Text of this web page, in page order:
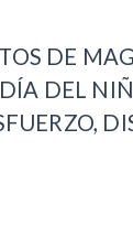
DE
DEL